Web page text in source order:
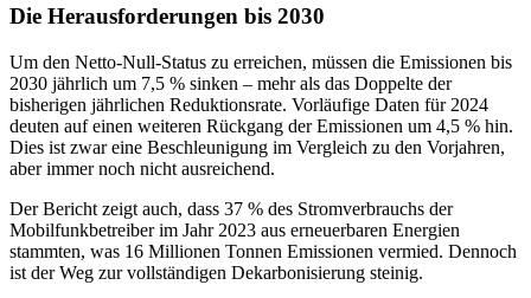
Die Herausforderungen bis 2030
Um den Netto-Null-Status zu erreichen, müssen die Emissionen bis
2030 jährlich um 7,5 % sinken – mehr als das Doppelte der
bisherigen jährlichen Reduktionsrate. Vorläufige Daten für 2024
deuten auf einen weiteren Rückgang der Emissionen um 4,5 % hin.
Dies ist zwar eine Beschleunigung im Vergleich zu den Vorjahren,
aber immer noch nicht ausreichend.
Der Bericht zeigt auch, dass 37 % des Stromverbrauchs der
Mobilfunkbetreiber im Jahr 2023 aus erneuerbaren Energien
stammten, was 16 Millionen Tonnen Emissionen vermied. Dennoch
ist der Weg zur vollständigen Dekarbonisierung steinig.